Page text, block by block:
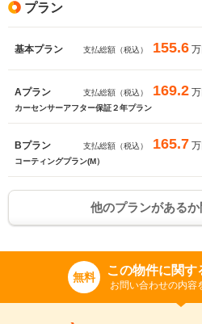
プラン
基本プラン 支払総額（税込） 155.6
Aプラン 支払総額（税込） 169.2
カーセンサーアフター保証２年プラン
Bプラン 支払総額（税込） 165.7
コーティングプラン(M）
他のプランがある
無料 この物件に関す
お問い合わせの内容